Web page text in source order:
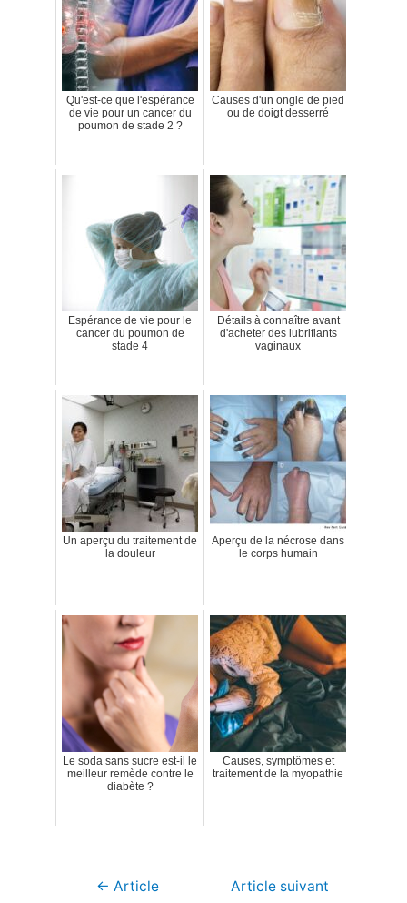
Qu'est-ce que l'espérance
de vie pour un cancer du
poumon de stade 2 ?
Causes d'un ongle de pied
ou de doigt desserré
Espérance de vie pour le
cancer du poumon de
stade 4
Détails à connaître avant
d'acheter des lubrifiants
vaginaux
Un aperçu du traitement de
la douleur
Aperçu de la nécrose dans
le corps humain
Le soda sans sucre est-il le
meilleur remède contre le
diabète ?
Causes, symptômes et
traitement de la myopathie
Navigation
← Article Article suivant